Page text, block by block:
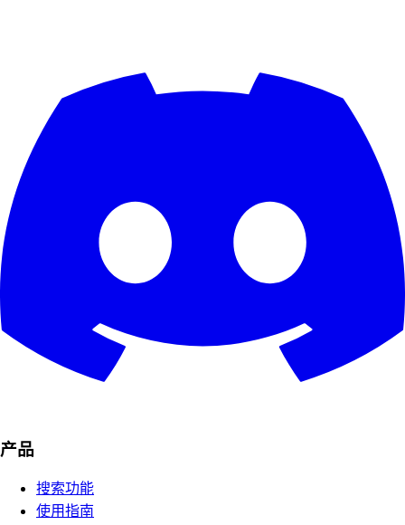
产品
搜索功能
使用指南